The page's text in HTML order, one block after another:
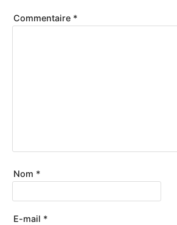
Commentaire *
Nom *
E-mail *